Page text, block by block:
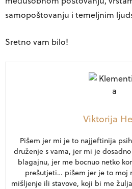
samopoštovanju i temeljnim
Sretno vam bilo!
Viktorija
Pišem jer mi je to najjeftinija
druženje s vama, jer mi je
blagajnu, jer me bocnuo netko
prešutjeti… pišem jer je to moj
mišljenje ili stavove, koji bi me